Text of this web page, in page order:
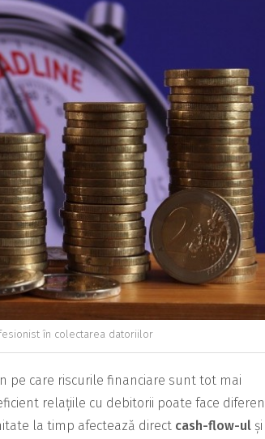
în colectarea datoriilor
pe care riscurile financiare sunt tot mai
relațiile cu debitorii poate face
la timp afectează direct cash-flow-ul